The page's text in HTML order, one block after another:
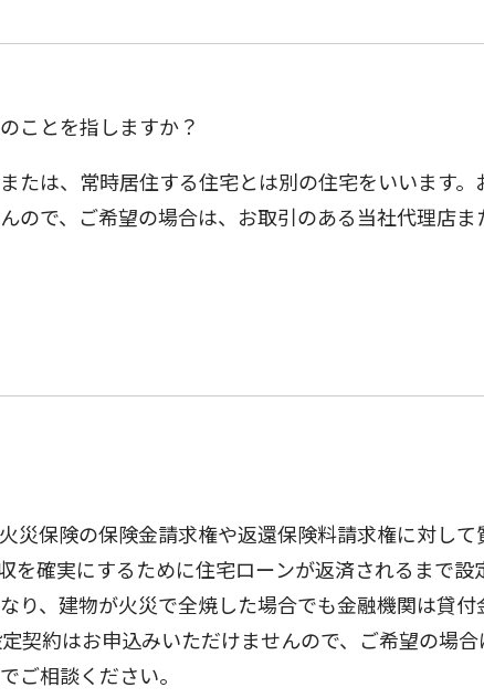
ことを指しますか？
たは、常時居住する住宅とは別の住宅をいいます
ので、ご希望の場合は、お取引のある当社代理店
災保険の保険金請求権や返還保険料請求権に対し
を確実にするために住宅ローンが返済されるまで設
り、建物が火災で全焼した場合でも金融機関は貸付
契約はお申込みいただけませんので、ご希望の場
ご相談ください。